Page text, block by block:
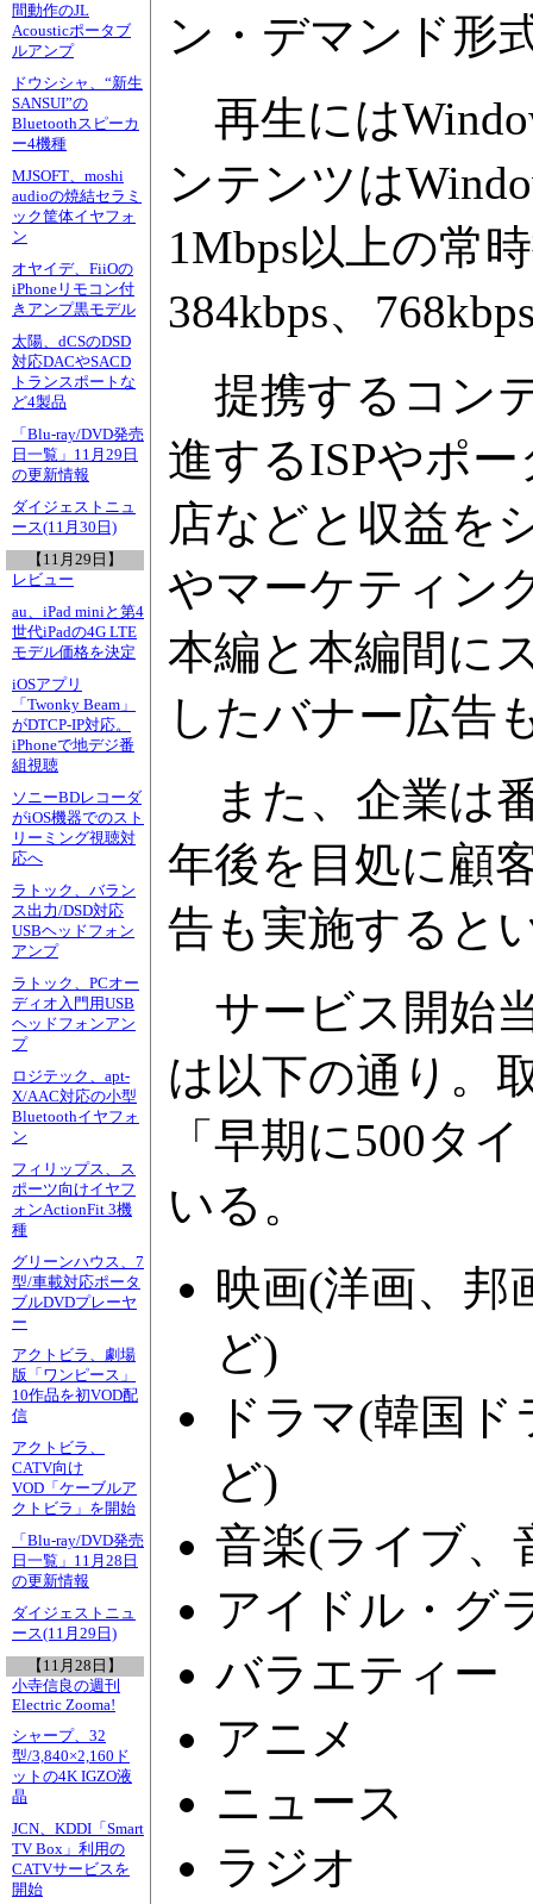
間動作のJL
Acousticポータブ
ルアンプ
ドウシシャ、“新生
SANSUI”の
Bluetoothスピーカ
ー4機種
MJSOFT、moshi
audioの焼結セラミ
ック筐体イヤフォ
ン
オヤイデ、FiiOの
iPhoneリモコン付
きアンプ黒モデル
太陽、dCSのDSD
対応DACやSACD
トランスポートな
ど4製品
「Blu-ray/DVD発売
日一覧」11月29日
の更新情報
ダイジェストニュ
ース(11月30日)
【11月29日】
レビュー
au、iPad miniと第4
世代iPadの4G LTE
モデル価格を決定
iOSアプリ
「Twonky Beam」
がDTCP-IP対応。
iPhoneで地デジ番
組視聴
ソニーBDレコーダ
がiOS機器でのスト
リーミング視聴対
応へ
ラトック、バラン
ス出力/DSD対応
USBヘッドフォン
アンプ
ラトック、PCオー
ディオ入門用USB
ヘッドフォンアン
プ
ロジテック、apt-
X/AAC対応の小型
Bluetoothイヤフォ
ン
フィリップス、ス
ポーツ向けイヤフ
ォンActionFit 3機
種
グリーンハウス、7
型/車載対応ポータ
ブルDVDプレーヤ
ー
アクトビラ、劇場
版「ワンピース」
10作品を初VOD配
信
アクトビラ、
CATV向け
VOD「ケーブルア
クトビラ」を開始
「Blu-ray/DVD発売
日一覧」11月28日
の更新情報
ダイジェストニュ
ース(11月29日)
【11月28日】
小寺信良の週刊
Electric Zooma!
シャープ、32
型/3,840×2,160ド
ットの4K IGZO液
晶
JCN、KDDI「Smart
TV Box」利用の
CATVサービスを
開始
ン・デマンド形
再生には
ンテンツは
1Mbps以上の常
384kbps、
提携するコン
進するISPやポ
店などと収益を
やマーケティン
本編と本編間に
したバナー広告
また、企業は
年後を目処に顧
告も実施すると
サービス開始
は以下の通り。
「早期に500タ
いる。
映画(洋画、邦
ど)
ドラマ(韓国
ど)
音楽(ライブ、
アイドル・グ
バラエティー
アニメ
ニュース
ラジオ